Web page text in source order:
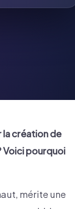
la création de
Voici pourquoi
mérite une